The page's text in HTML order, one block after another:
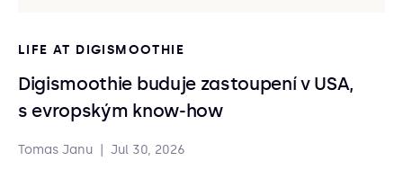
LIFE AT DIGISMOOTHIE
Digismoothie buduje zastoupení v USA,
s evropským know-how
Tomas Janu Jul 30, 2026